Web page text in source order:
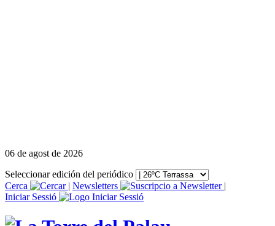
06 de agost de 2026
Seleccionar edición del periódico
Cerca
| Newsletters
|
Iniciar Sessió